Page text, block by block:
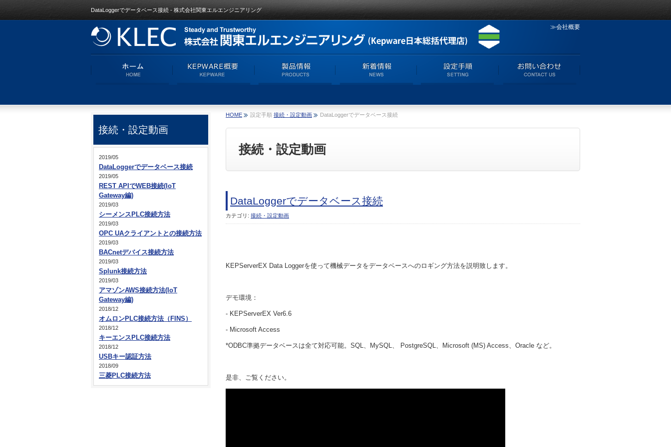
DataLoggerでデータベース接続 - 株式会社関東エルエンジニアリング
≫会社概要
接続・設定動画
2019/05
DataLoggerでデータベース接続
2019/05
REST APIでWEB接続(IoT
Gateway編)
2019/03
シーメンスPLC接続方法
2019/03
OPC UAクライアントとの接続方法
2019/03
BACnetデバイス接続方法
2019/03
Splunk接続方法
2019/03
アマゾンAWS接続方法(IoT
Gateway編)
2018/12
オムロンPLC接続方法（FINS）
2018/12
キーエンスPLC接続方法
2018/12
USBキー認証方法
2018/09
三菱PLC接続方法
HOME 設定手順 接続・設定動画 DataLoggerでデータベース接続
接続・設定動画
DataLoggerでデータベース接続
カテゴリ: 接続・設定動画
KEPServerEX Data Loggerを使って機械データをデータベースへのロギング方法を説明致します。
デモ環境：
- KEPServerEX Ver6.6
- Microsoft Access
*ODBC準拠データベースは全て対応可能。SQL、MySQL、 PostgreSQL、Microsoft (MS) Access、Oracle など。
是非、ご覧ください。